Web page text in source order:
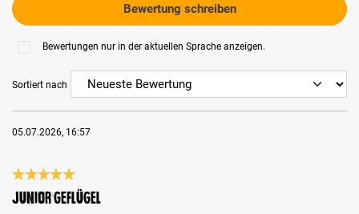
Bewertung schreiben
Bewertungen nur in der aktuellen Sprache anzeigen.
Sortiert nach
05.07.2026, 16:57
Bewertung mit 5 von 5 Sternen
Junior Geflügel